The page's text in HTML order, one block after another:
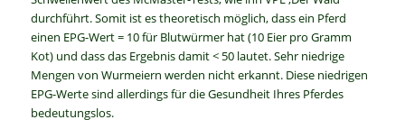
durchführt. Somit ist es theoretisch möglich, dass ein Pferd
einen EPG-Wert = 10 für Blutwürmer hat (10 Eier pro Gramm
Kot) und dass das Ergebnis damit < 50 lautet. Sehr niedrige
Mengen von Wurmeiern werden nicht erkannt. Diese niedrigen
EPG-Werte sind allerdings für die Gesundheit Ihres Pferdes
bedeutungslos.